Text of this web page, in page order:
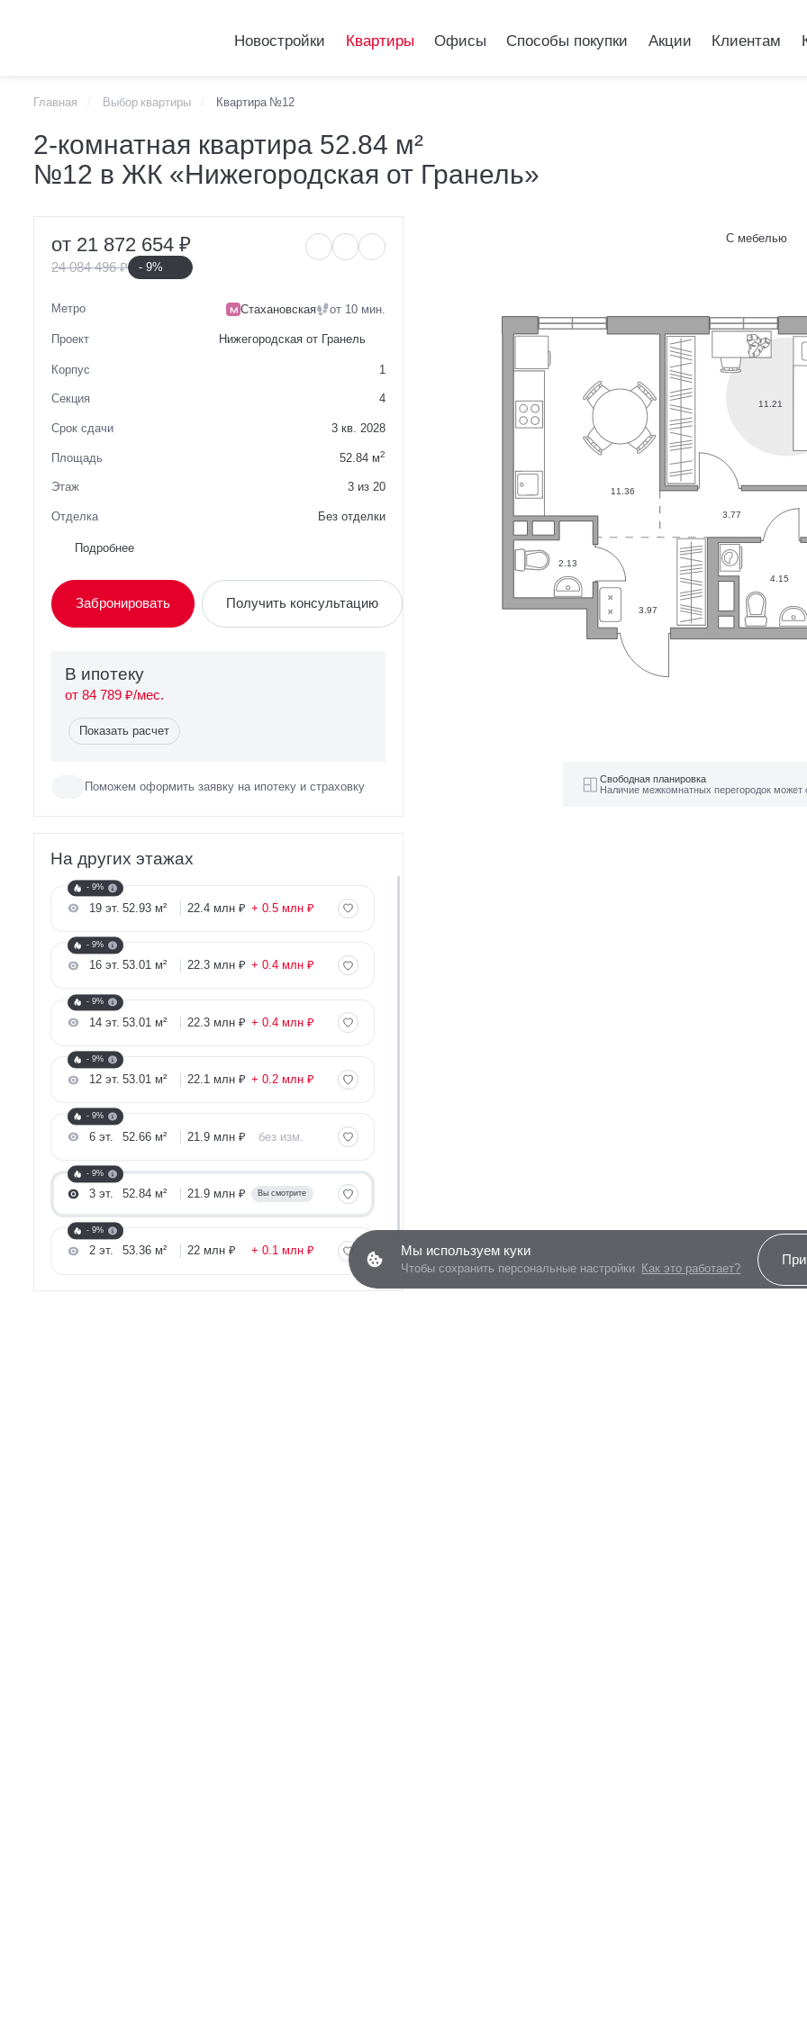
Новостройки Квартиры Офисы Способы покупки Акции Клиентам
Главная Выбор квартиры Квартира №12
2-комнатная квартира 52.84 м²
№12 в ЖК «Нижегородская от
2-комнатная квартира 52.84 м²
№12 в ЖК «Нижегородская от Гранель»
от 21 872 654 ₽
24 084 496 ₽ - 9%
VKontakte
Метро Стахановская от 10 мин.
Проект Нижегородская от Гранель
Корпус 1
Секция 4
Срок сдачи 3 кв. 2028
Площадь 52.84 м2
Этаж 3 из 20
Отделка Без отделки
Район
Планировка Односторонняя
Подробнее
Забронировать Получить консультацию
В ипотекy
от 84 789 ₽/мес.
Показать расчет
Поможем оформить заявку на ипотеку и страховку
На других этажах
- 9%
19 эт. 52.93 м² 22.4 млн ₽ + 0.5 млн ₽
- 9%
16 эт. 53.01 м² 22.3 млн ₽ + 0.4 млн ₽
- 9%
14 эт. 53.01 м² 22.3 млн ₽ + 0.4 млн ₽
- 9%
12 эт. 53.01 м² 22.1 млн ₽ + 0.2 млн ₽
- 9%
6 эт. 52.66 м² 21.9 млн ₽ без изм.
- 9%
3 эт. 52.84 м² 21.9 млн ₽ Вы смотрите
- 9%
2 эт. 53.36 м² 22 млн ₽ + 0.1 млн ₽
С мебелью
11.21
11.36
2.13
4.15
3.77
3.97
Свободная планировка
Наличие межкомнатных перегородок может
3.97
Мы используем куки
Чтобы сохранить персональные настройки Как это работает?